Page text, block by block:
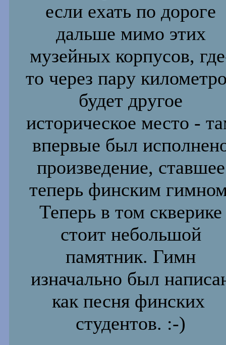
если ехать по дороге
дальше мимо этих
музейных корпусов,
то через пару
будет другое
историческое место -
впервые был
произведение, ставшее
теперь финским
Теперь в том скверике
стоит небольшой
памятник. Гимн
изначально был
как песня финских
студентов. :-)